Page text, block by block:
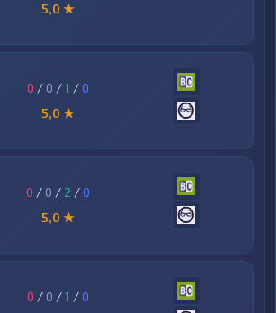
5,0 ★
0 / 0 /1 /0
5,0 ★
0 / 0 / 2 /0
5,0 ★
0 / 0 /1 /0